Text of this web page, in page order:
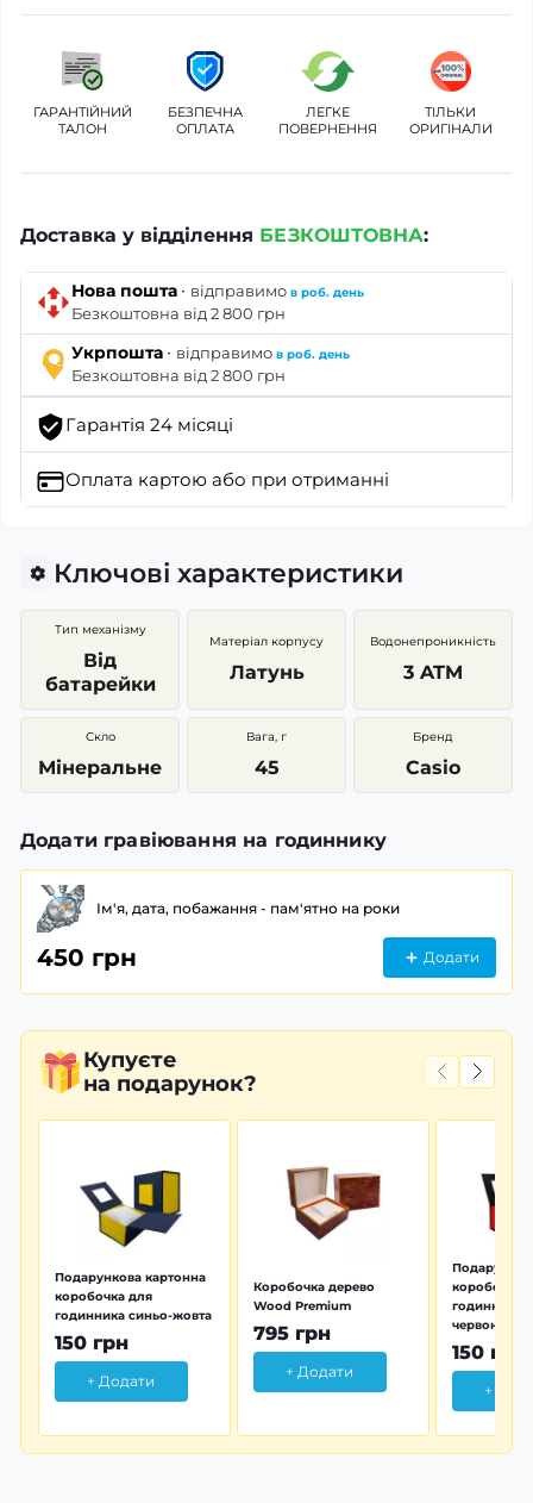
ГАРАНТІЙНИЙ
ТАЛОН
БЕЗПЕЧНА
ОПЛАТА
ЛЕГКЕ
ПОВЕРНЕННЯ
ТІЛЬКИ
ОРИГІНАЛИ
Доставка у відділення БЕЗКОШТОВНА:
Нова пошта · відправимо в роб. день
Безкоштовна від 2 800 грн
Укрпошта · відправимо в роб. день
Безкоштовна від 2 800 грн
Гарантія 24 місяці
Оплата картою або при отриманні
Ключові характеристики
Тип механізму
Від
батарейки
Матеріал корпусу
Латунь
Водонепроникність
3 ATM
Скло
Мінеральне
Вага, г
45
Бренд
Casio
Додати гравіювання на годиннику
Ім'я, дата, побажання - пам'ятно на роки
450 грн Додати
Купуєте
на подарунок?
Подарункова картонна
коробочка для
годинника синьо-жовта
150 грн
+ Додати
Коробочка дерево
Wood Premium
795 грн
+ Додати
коробочка
годинника
червона
150 грн
+